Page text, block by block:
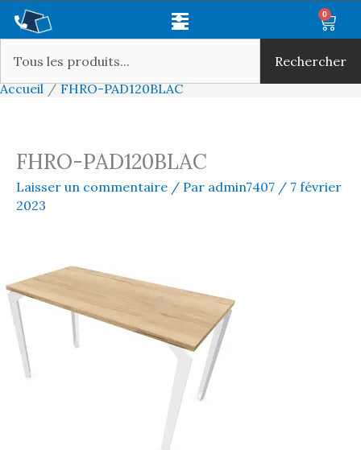
Aller
contenu
Main
0
Rechercher
Accueil
FHRO-PAD120BLAC
FHRO-PAD120BLAC
Laisser un commentaire / Par admin7407 / 7 février
2023